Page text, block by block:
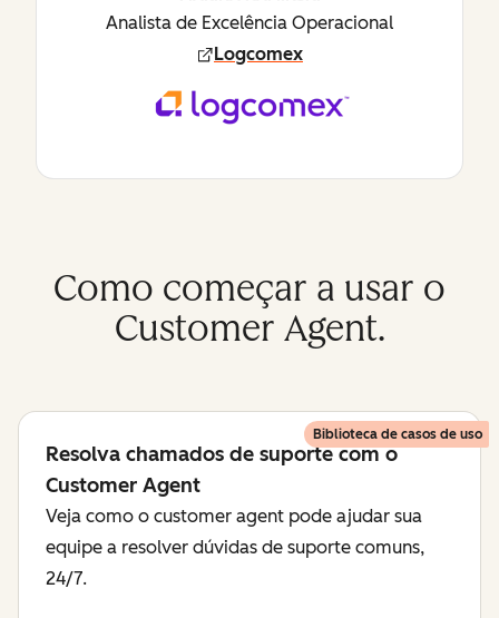
Analista de Excelência Operacional
Logcomex
Como começar a usar o
Customer Agent.
Biblioteca de casos de uso
Resolva chamados de suporte com o
Customer Agent
Veja como o customer agent pode ajudar sua
equipe a resolver dúvidas de suporte comuns,
24/7.